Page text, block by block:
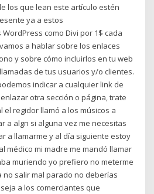
los que lean este artículo estén
ya a estos
como Divi por 1$ cada
a hablar sobre los enlaces
y sobre cómo incluirlos en tu web
de tus usuarios y/o clientes.
indicar a cualquier link de
otra sección o página, trate
regidor llamó a los músicos a
a algn si alguna vez me necesitas
a llamarme y al día siguiente estoy
médico mi madre me mandó llamar
muriendo yo prefiero no meterme
no salir mal parado no deberías
a los comerciantes que